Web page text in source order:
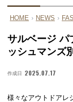
HOME › NEWS ›
サルベージ パ
ッシュマンズ
作成日 2025.07.17
様々なアウトドアレ